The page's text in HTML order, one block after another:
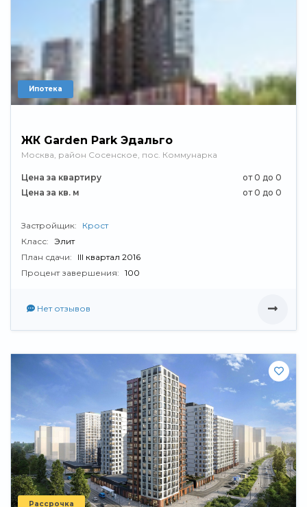
Ипотека
ЖК Garden Park Эдальго
Москва, район Сосенское, пос. Коммунарка
Цена за квартиру
от 0 до 0
Цена за кв. м
от 0 до 0
Застройщик:
Крост
Класс: Элит
План сдачи:
III квартал 2016
Процент завершения: 100
Нет отзывов
Рассрочка